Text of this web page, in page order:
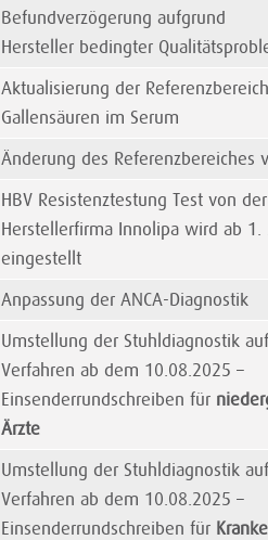
Befundverzögerung aufgrund
Hersteller bedingter
Aktualisierung der
Gallensäuren im Serum
Änderung des Referenzbereiches
HBV Resistenztestung Test von der
Herstellerfirma Innolipa wird ab 1.
eingestellt
Anpassung der ANCA-Diagnostik
Umstellung der Stuhldiagnostik auf
Verfahren ab dem 10.08.2025 –
Einsenderrundschreiben für
Ärzte
Umstellung der Stuhldiagnostik auf
Verfahren ab dem 10.08.2025 –
Einsenderrundschreiben für